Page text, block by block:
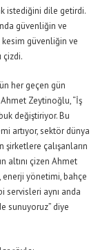
istediğini dile getirdi.
güvenliğin ve
güvenliğin ve
çizdi.
her geçen gün
Zeytinoğlu, “İş
değiştiriyor. Bu
artıyor, sektör dünya
şirketlere çalışanların
altını çizen Ahmet
enerji yönetimi, bahçe
servisleri aynı anda
sunuyoruz” diye